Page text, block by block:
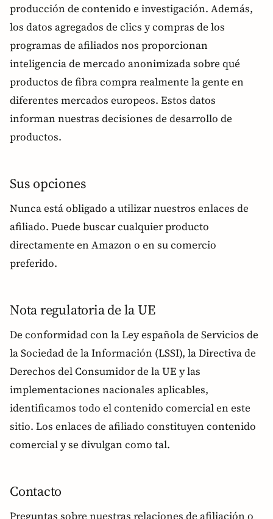
producción de contenido e investigación. Además,
los datos agregados de clics y compras de los
programas de afiliados nos proporcionan
inteligencia de mercado anonimizada sobre qué
productos de fibra compra realmente la gente en
diferentes mercados europeos. Estos datos
informan nuestras decisiones de desarrollo de
productos.
Sus opciones
Nunca está obligado a utilizar nuestros enlaces de
afiliado. Puede buscar cualquier producto
directamente en Amazon o en su comercio
preferido.
Nota regulatoria de la UE
De conformidad con la Ley española de Servicios de
la Sociedad de la Información (LSSI), la Directiva de
Derechos del Consumidor de la UE y las
implementaciones nacionales aplicables,
identificamos todo el contenido comercial en este
sitio. Los enlaces de afiliado constituyen contenido
comercial y se divulgan como tal.
Contacto
Preguntas sobre nuestras relaciones de afiliación o